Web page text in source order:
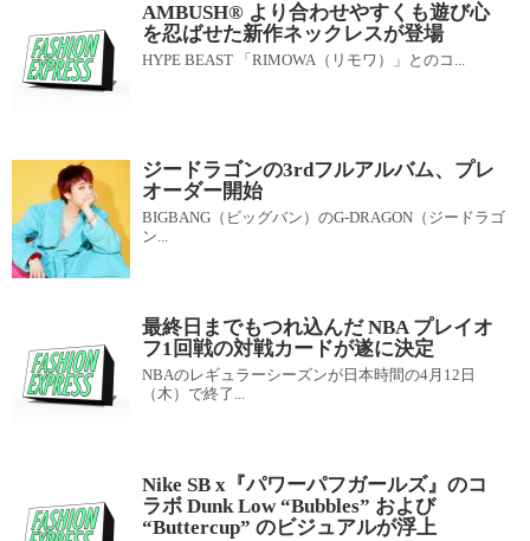
AMBUSH® より合わせやすくも遊び心
を忍ばせた新作ネックレスが登場
HYPE BEAST 「RIMOWA（リモワ）」とのコ...
ジードラゴンの3rdフルアルバム、プレ
オーダー開始
BIGBANG（ビッグバン）のG-DRAGON（ジードラゴ
ン...
最終日までもつれ込んだ NBA プレイオ
フ1回戦の対戦カードが遂に決定
NBAのレギュラーシーズンが日本時間の4月12日
（木）で終了...
Nike SB x『パワーパフガールズ』のコ
ラボ Dunk Low “Bubbles” および
“Buttercup” のビジュアルが浮上